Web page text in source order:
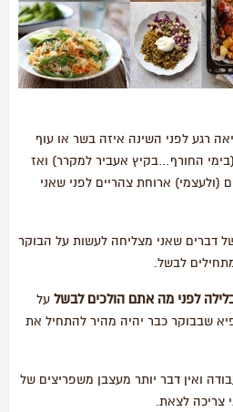
רגע לפני השינה איזה בשר או עוף
החורף…בקיץ אעביר למקרר) ואז
(ולעצמי) ארוחת צהריים לפני שאני
דברים שאני מצליחה לעשות על הבוקר
לבשל.
לפני מה אתם הולכים לבשל על
שבבוקר כבר יהיה מהיר להתחיל את
ואין דבר יותר מעצבן משפריצים של
צריכה לצאת.